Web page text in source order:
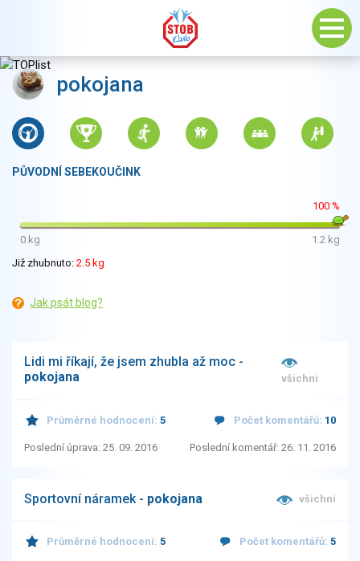
pokojana
PŮVODNÍ SEBEKOUČINK
100 %
0 kg
1.2 kg
Již zhubnuto: 2.5 kg
Jak psát blog?
Lidi mi říkají, že jsem zhubla až moc -
pokojana
všichni
Průměrné hodnocení: 5 Počet komentářů: 10
Poslední úprava: 25. 09. 2016 Poslední komentář: 26. 11. 2016
Sportovní náramek - pokojana všichni
Průměrné hodnocení: 5 Počet komentářů: 5